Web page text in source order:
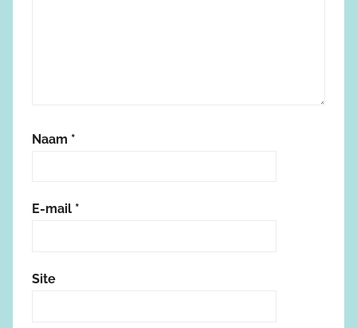
Naam *
E-mail *
Site